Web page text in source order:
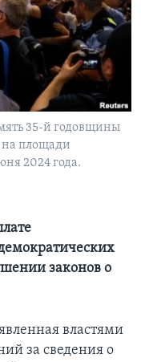
35-й годовщины
на площади
2024 года.
законов о
властями
за сведения о